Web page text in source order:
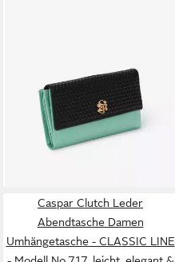
Leder, mit geräumigem
Hauptfach
143,65 €
169,00 €
lieferbar - in 2-3 Werktagen bei dir
Caspar Clutch Leder
Abendtasche Damen
Umhängetasche - CLASSIC LINE